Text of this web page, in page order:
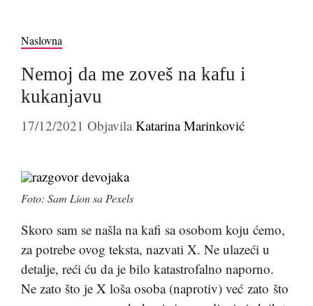
Naslovna
Nemoj da me zoveš na kafu i
kukanjavu
17/12/2021 Objavila Katarina Marinković
Foto: Sam Lion sa Pexels
Skoro sam se našla na kafi sa osobom koju ćemo,
za potrebe ovog teksta, nazvati X. Ne ulazeći u
detalje, reći ću da je bilo katastrofalno naporno.
Ne zato što je X loša osoba (naprotiv) već zato što